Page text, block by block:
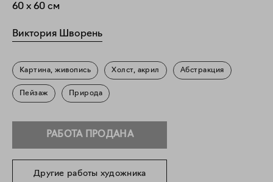
60 x 60 см
Виктория Шворень
Картина, живопись Холст, акрил Абстракция
Пейзаж Природа
РАБОТА ПРОДАНА
Другие работы художника